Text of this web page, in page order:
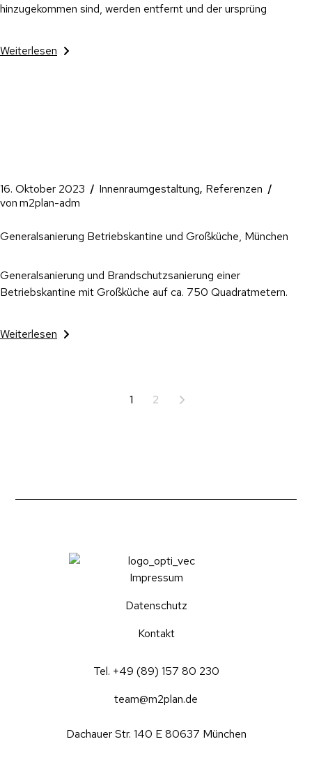
hinzugekommen sind, werden entfernt und der ursprüng
Weiterlesen
16. Oktober 2023 Innenraumgestaltung Referenzen
vonm2plan-adm
Generalsanierung Betriebskantine und Großküche, München
Generalsanierung und Brandschutzsanierung einer
Betriebskantine mit Großküche auf ca. 750 Quadratmetern.
Weiterlesen
1 2
Impressum
Datenschutz
Kontakt
Tel. +49 (89) 157 80 230
team@m2plan.de
Dachauer Str. 140 E 80637 München